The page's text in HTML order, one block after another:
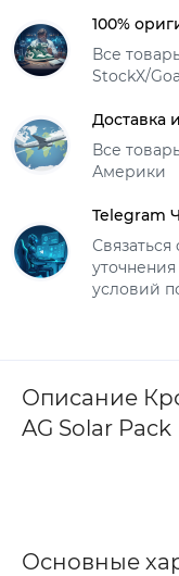
100%
Все
StockX/
Доставка
Все
Америки
Telegram
условий
Описание
AG Solar Pack
Основные